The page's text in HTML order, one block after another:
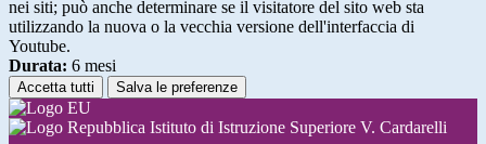
nei siti; può anche determinare se il visitatore del sito web sta
utilizzando la nuova o la vecchia versione dell'interfaccia di
Youtube.
Durata: 6 mesi
Accetta tutti Salva le preferenze
Istituto di Istruzione Superiore V. Cardarelli